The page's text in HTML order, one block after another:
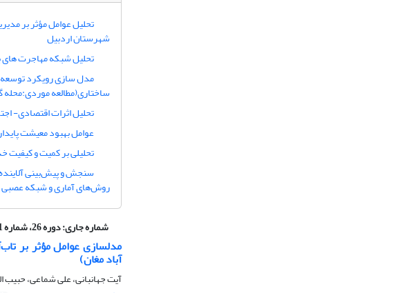
تحلیل عوامل مؤثر بر
شهرستان اردبیل
تحلیل شبکه مهاجرت های بین
مدل سازی رویکرد توسعه
ساختاری(مطالعه موردی:محله
تحلیل اثرات اقتصادی-
عوامل بهبود معیشت
تحلیلی بر کمیت و
روش‌های آماری و شبکه
شماره جاری:دوره 26، شماره 81، تابستان 1405
مدلسازی عوامل مؤثر بر
آباد مغان)
آیت جهانبانی، علی شماعی، حبیب